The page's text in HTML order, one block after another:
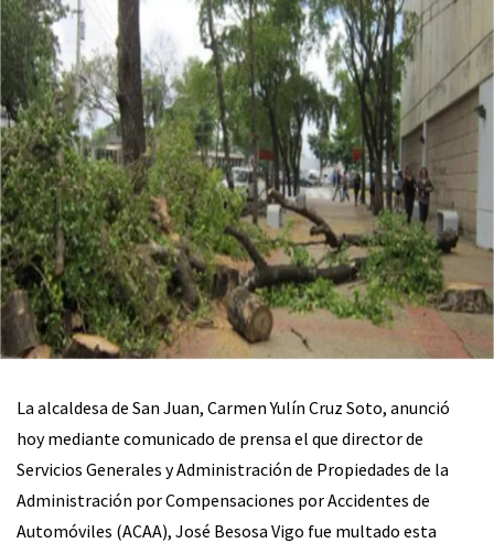
La alcaldesa de San Juan, Carmen Yulín Cruz Soto, anunció
hoy mediante comunicado de prensa el que director de
Servicios Generales y Administración de Propiedades de la
Administración por Compensaciones por Accidentes de
Automóviles (ACAA), José Besosa Vigo fue multado esta